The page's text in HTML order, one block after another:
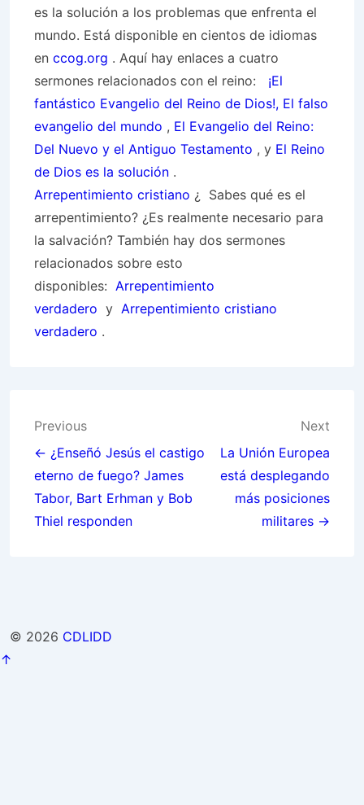
es la solución a los problemas que enfrenta el
mundo. Está disponible en cientos de idiomas
en ccog.org . Aquí hay enlaces a cuatro
sermones relacionados con el reino: ¡El
fantástico Evangelio del Reino de Dios!, El falso
evangelio del mundo , El Evangelio del Reino:
Del Nuevo y el Antiguo Testamento , y El Reino
de Dios es la solución .
Arrepentimiento cristiano ¿ Sabes qué es el
arrepentimiento? ¿Es realmente necesario para
la salvación? También hay dos sermones
relacionados sobre esto
disponibles: Arrepentimiento
verdadero y Arrepentimiento cristiano
verdadero .
Post
navigation
Previous
← ¿Enseñó Jesús el castigo
eterno de fuego? James
Tabor, Bart Erhman y Bob
Thiel responden
Next
La Unión Europea
está desplegando
más posiciones
militares →
© 2026 CDLIDD
↑